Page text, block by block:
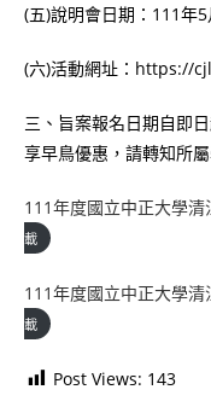
(五)說明會日期：111年
(六)活動網址：https://
三、旨案報名日期自即
享早鳥優惠，請轉知所
111年度國立中正大學
載
111年度國立中正大學
載
Post Views: 143